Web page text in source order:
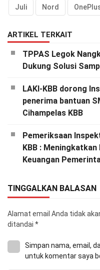
Juli Nord
ARTIKEL TERKAIT
TPPAS Legok
Dukung Solusi
LAKI-KBB dorong
penerima bantuan
Cihampelas KBB
Pemeriksaan
KBB :
Keuangan
TINGGALKAN BALASAN
Alamat email Anda tidak
ditandai *
Simpan nama, email,
untuk komentar saya